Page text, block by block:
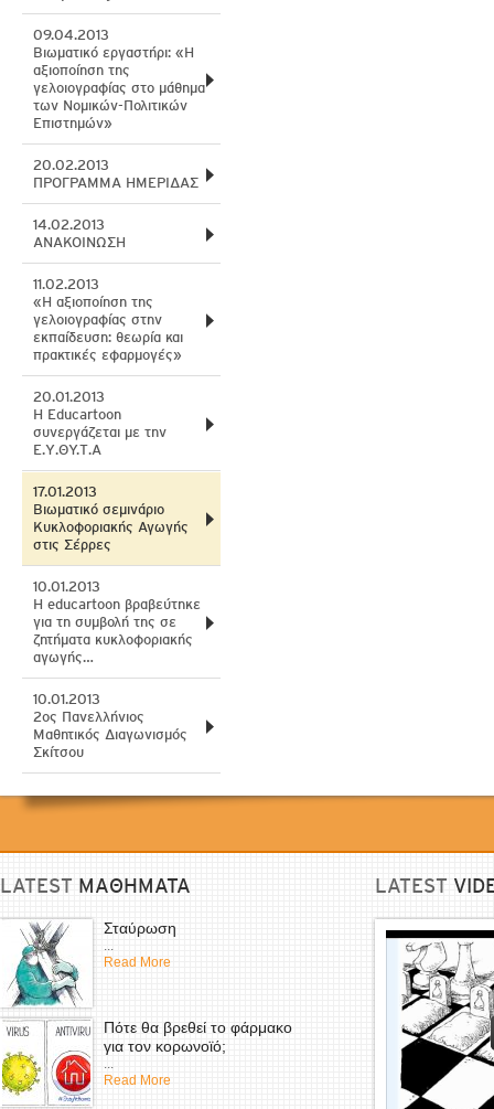
09.04.2013
Βιωματικό εργαστήρι: «Η
αξιοποίηση της
γελοιογραφίας στο μάθημα
των Νομικών-Πολιτικών
Επιστημών»
20.02.2013
ΠΡΟΓΡΑΜΜΑ ΗΜΕΡΙΔΑΣ
14.02.2013
ΑΝΑΚΟΙΝΩΣΗ
11.02.2013
«Η αξιοποίηση της
γελοιογραφίας στην
εκπαίδευση: θεωρία και
πρακτικές εφαρμογές»
20.01.2013
Η Εducartoon
συνεργάζεται με την
Ε.Υ.ΘY.Τ.Α
17.01.2013
Βιωματικό σεμινάριο
Κυκλοφοριακής Αγωγής
στις Σέρρες
10.01.2013
H educartoon βραβεύτηκε
για τη συμβολή της σε
ζητήματα κυκλοφοριακής
αγωγής…
10.01.2013
2ος Πανελλήνιος
Μαθητικός Διαγωνισμός
Σκίτσου
LATEST ΜΑΘΗΜΑΤΑ
Σταύρωση
...
Read More
Πότε θα βρεθεί το φάρμακο
για τον κορωνοϊό;
...
Read More
LATEST